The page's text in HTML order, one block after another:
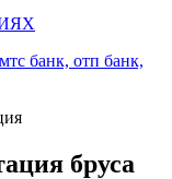
бруса